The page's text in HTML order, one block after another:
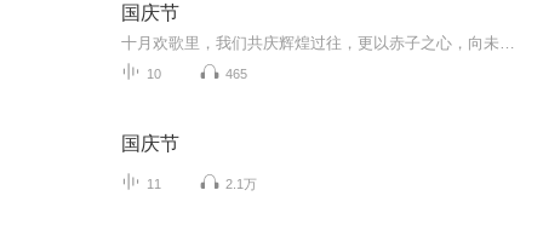
国庆节
10 465
国庆节
11 2.1万